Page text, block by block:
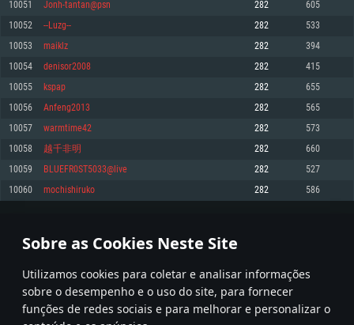
Sobre as Cookies Neste Site
Utilizamos cookies para coletar e analisar informações
sobre o desempenho e o uso do site, para fornecer
funções de redes sociais e para melhorar e personalizar o
Placa Gráfica: Placa com DirectX 11: AMD Radeon 77XX / NVIDIA GeForce
GTX 660. Resolução mínima suportada: 720p
Network: Internet de banda larga.
Disco: 23,1 GB
Recomendado
superior, Radeon RX 570 ou superior
Disco: 75,9 GB
Placa Gráfica: Intel Iris Pro 5200 (Mac), equivalentes AMD/Nvidia para Mac.
Resolução mínima suportada: 720p com suporte Metal.
Network: Internet de banda larga.
Disco: 21,5 GB
Recomendado
Network: Internet de banda larga.
Placa Gráfica: NVIDIA 660 com os drivers mais recentes (não mais de 6
meses) / equivalentes AMD com os drivers mais recentes com suporte
Vulkan (não mais de 6 meses); Resolução mínima suportada: 720p.
Network: Internet de banda larga.
Disco: 21,5 GB
Recomendado
Sistema Operativo: Ubuntu 20.04 64bit
Processador: Intel Core i7
Memória: 16 GB
Placa Gráfica: NVIDIA 1060 com os drivers mais recentes (não mais de 6
meses) / equivalentes AMD (Radeon RX 570) com os drivers mais recentes
Network: Internet de banda larga.
10051 Jonh-tantan@psn 282 605
10052 --Luzg-- 282 533
10053 maiklz 282 394
10054 denisor2008 282 415
10055 kspap 282 655
10056 Anfeng2013 282 565
10057 warmtime42 282 573
10058 越千非明 282 660
10059 BLUEFR0ST5033@live 282 527
10060 mochishiruko 282 586